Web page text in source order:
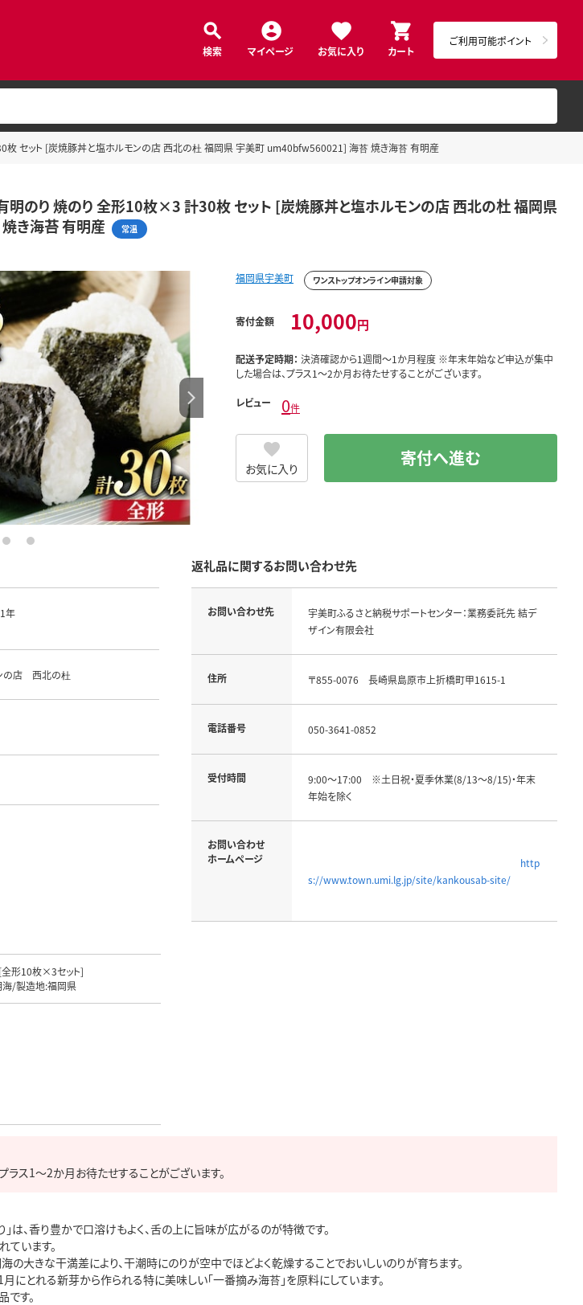
検索 マイページ お気に入り カート
ご利用可能ポイント
枚 セット [炭焼豚丼と塩ホルモンの店 西北の杜 福岡県 宇美町 um40bfw560021] 海苔 焼き海苔 有明産
有明のり 焼のり 全形10枚×3 計30枚 セット [炭焼豚丼と塩ホルモンの店 西北の杜 福岡県
き海苔 有明産
常温
3 4
福岡県宇美町 ワンストップオンライン申請対象
寄付金額 10,000円
配送予定時期： 決済確認から1週間～1か月程度 ※年末年始など申込が集中
した場合は、プラス1～2か月お待たせすることがございます。
レビュー 0件
お気に入り 寄付へ進む
年
の店　西北の杜
返礼品に関するお問い合わせ先
お問い合わせ先
宇美町ふるさと納税サポートセンター：業務委託先 結デ
ザイン有限会社
住所 〒855-0076　長崎県島原市上折橋町甲1615-1
電話番号 050-3641-0852
受付時間
9:00～17:00　※土日祝・夏季休業(8/13～8/15)・年末
年始を除く
お問い合わせ
ホームページ
http
s://www.town.umi.lg.jp/site/kankousab-site/
全形10枚×3セット]
/製造地:福岡県
ス1～2か月お待たせすることがございます。
は、香り豊かで口溶けもよく、舌の上に旨味が広がるのが特徴です。
ています。
大きな干満差により、干潮時にのりが空中でほどよく乾燥することでおいしいのりが育ちます。
とれる新芽から作られる特に美味しい「一番摘み海苔」を原料にしています。
す。